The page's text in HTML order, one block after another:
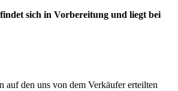
sich in Vorbereitung und liegt bei
auf den uns von dem Verkäufer erteilten